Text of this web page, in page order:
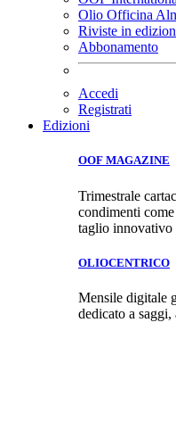
Olio Officina
Riviste in
Abbonamento
Accedi
Registrati
Edizioni
OOF MAGAZINE
Trimestrale
condimenti
taglio innovativo
OLIOCENTRICO
Mensile digitale
dedicato a saggi,